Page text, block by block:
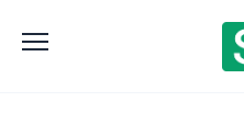
содержанию